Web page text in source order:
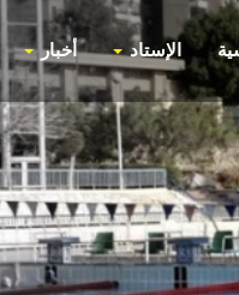
الإستاد أخبار